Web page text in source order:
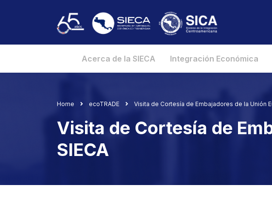
Acerca de la SIECA Integración Económica
Home ecoTRADE Visita de Cortesía de Embajadores de la Unión
Visita de Cortesía de
SIECA